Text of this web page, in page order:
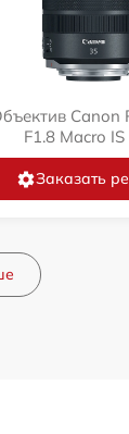
Canon
F1.8 Macro IS
Заказать